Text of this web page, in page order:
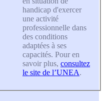
handicap d'exercer
une activité
professionnelle dans
des conditions
adaptées à ses
capacités. Pour en
savoir plus, consultez
le site de l’UNEA.